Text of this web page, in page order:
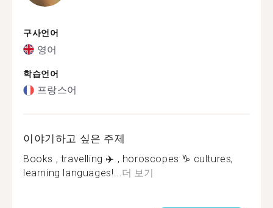
구사언어
영어
학습언어
프랑스어
이야기하고 싶은 주제
Books , travelling ✈️ , horoscopes ♑️ cultures,
learning languages!...더 보기